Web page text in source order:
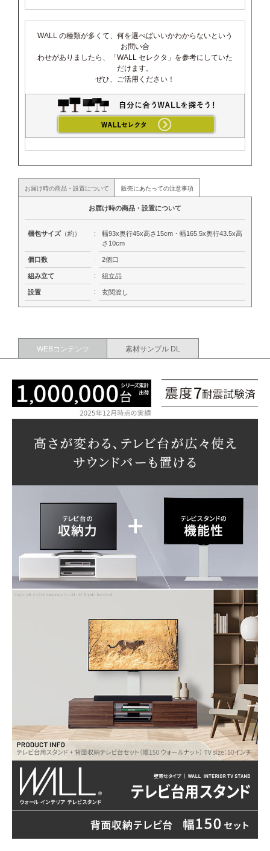
WALL の種類が多くて、何を選べばいいかわからないという
お問い合
わせがありましたら、「WALL セレクタ」を参考にしていた
だけます。
ぜひ、ご活用ください！
お届け時の商品・設置について 販売にあたっての注意事項
お届け時の商品・設置について
梱包サイズ（約） :
幅93x奥行45x高さ15cm・幅165.5x奥行43.5x高
さ10cm
個口数 : 2個口
組み立て : 組立品
設置 : 玄関渡し
WEBコンテンツ 素材サンプル DL